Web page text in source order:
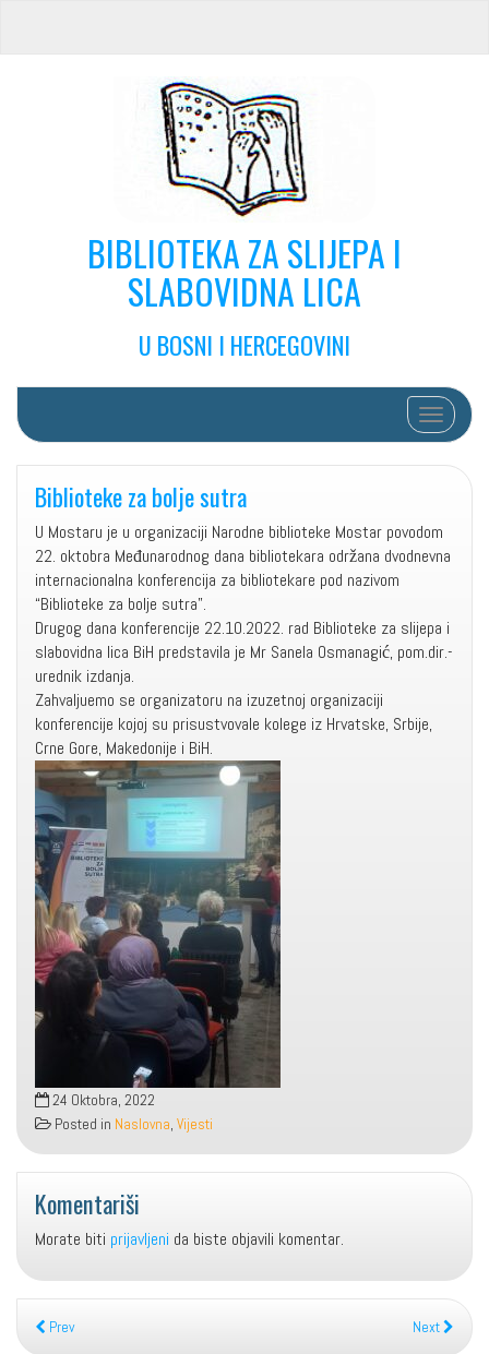
BIBLIOTEKA ZA SLIJEPA I
SLABOVIDNA LICA
U BOSNI I HERCEGOVINI
Toggle
Biblioteke za bolje sutra
U Mostaru je u organizaciji Narodne biblioteke Mostar povodom
22. oktobra Međunarodnog dana bibliotekara održana dvodnevna
internacionalna konferencija za bibliotekare pod nazivom
“Biblioteke za bolje sutra”.
Drugog dana konferencije 22.10.2022. rad Biblioteke za slijepa i
slabovidna lica BiH predstavila je Mr Sanela Osmanagić, pom.dir.-
urednik izdanja.
Zahvaljuemo se organizatoru na izuzetnoj organizaciji
konferencije kojoj su prisustvovale kolege iz Hrvatske, Srbije,
Crne Gore, Makedonije i BiH.
24 Oktobra, 2022
Posted in Naslovna, Vijesti
Komentariši
Morate biti prijavljeni da biste objavili komentar.
Prev Next